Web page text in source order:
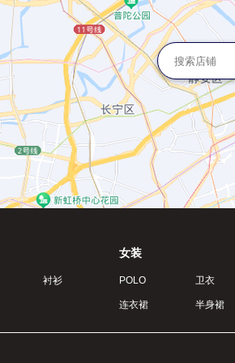
衬衫
女装
POLO 卫衣
连衣裙 半身裙